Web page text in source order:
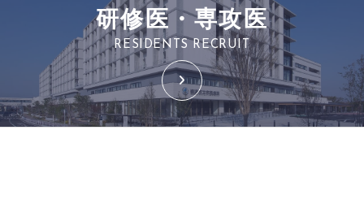
研修医・専攻医
RESIDENTS RECRUIT